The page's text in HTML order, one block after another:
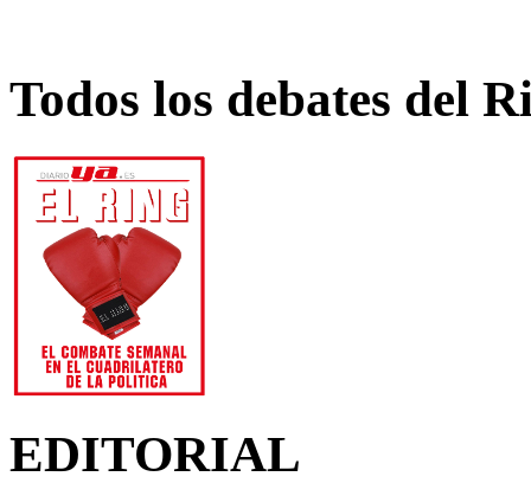
Todos los debates del
EDITORIAL